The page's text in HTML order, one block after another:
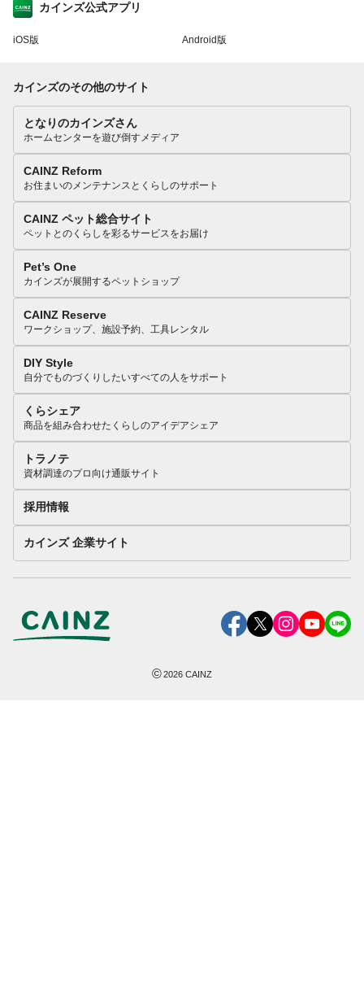
カインズ公式アプリ
iOS版 Android版
カインズのその他のサイト
となりのカインズさん
ホームセンターを遊び倒すメディア
CAINZ Reform
お住まいのメンテナンスとくらしのサポート
CAINZ ペット総合サイト
ペットとのくらしを彩るサービスをお届け
Pet’s One
カインズが展開するペットショップ
CAINZ Reserve
ワークショップ、施設予約、工具レンタル
DIY Style
自分でものづくりしたいすべての人をサポート
くらシェア
商品を組み合わせたくらしのアイデアシェア
トラノテ
資材調達のプロ向け通販サイト
採用情報
カインズ 企業サイト
©2026 CAINZ